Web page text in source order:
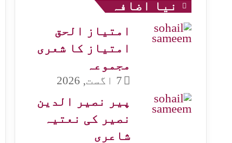
نیا اضافہ
امتیاز الحق
امتیاز کا شعری
مجموعہ
7 اگست, 2026
پیر نصیر الدین
نصیر کی نعتیہ
شاعری